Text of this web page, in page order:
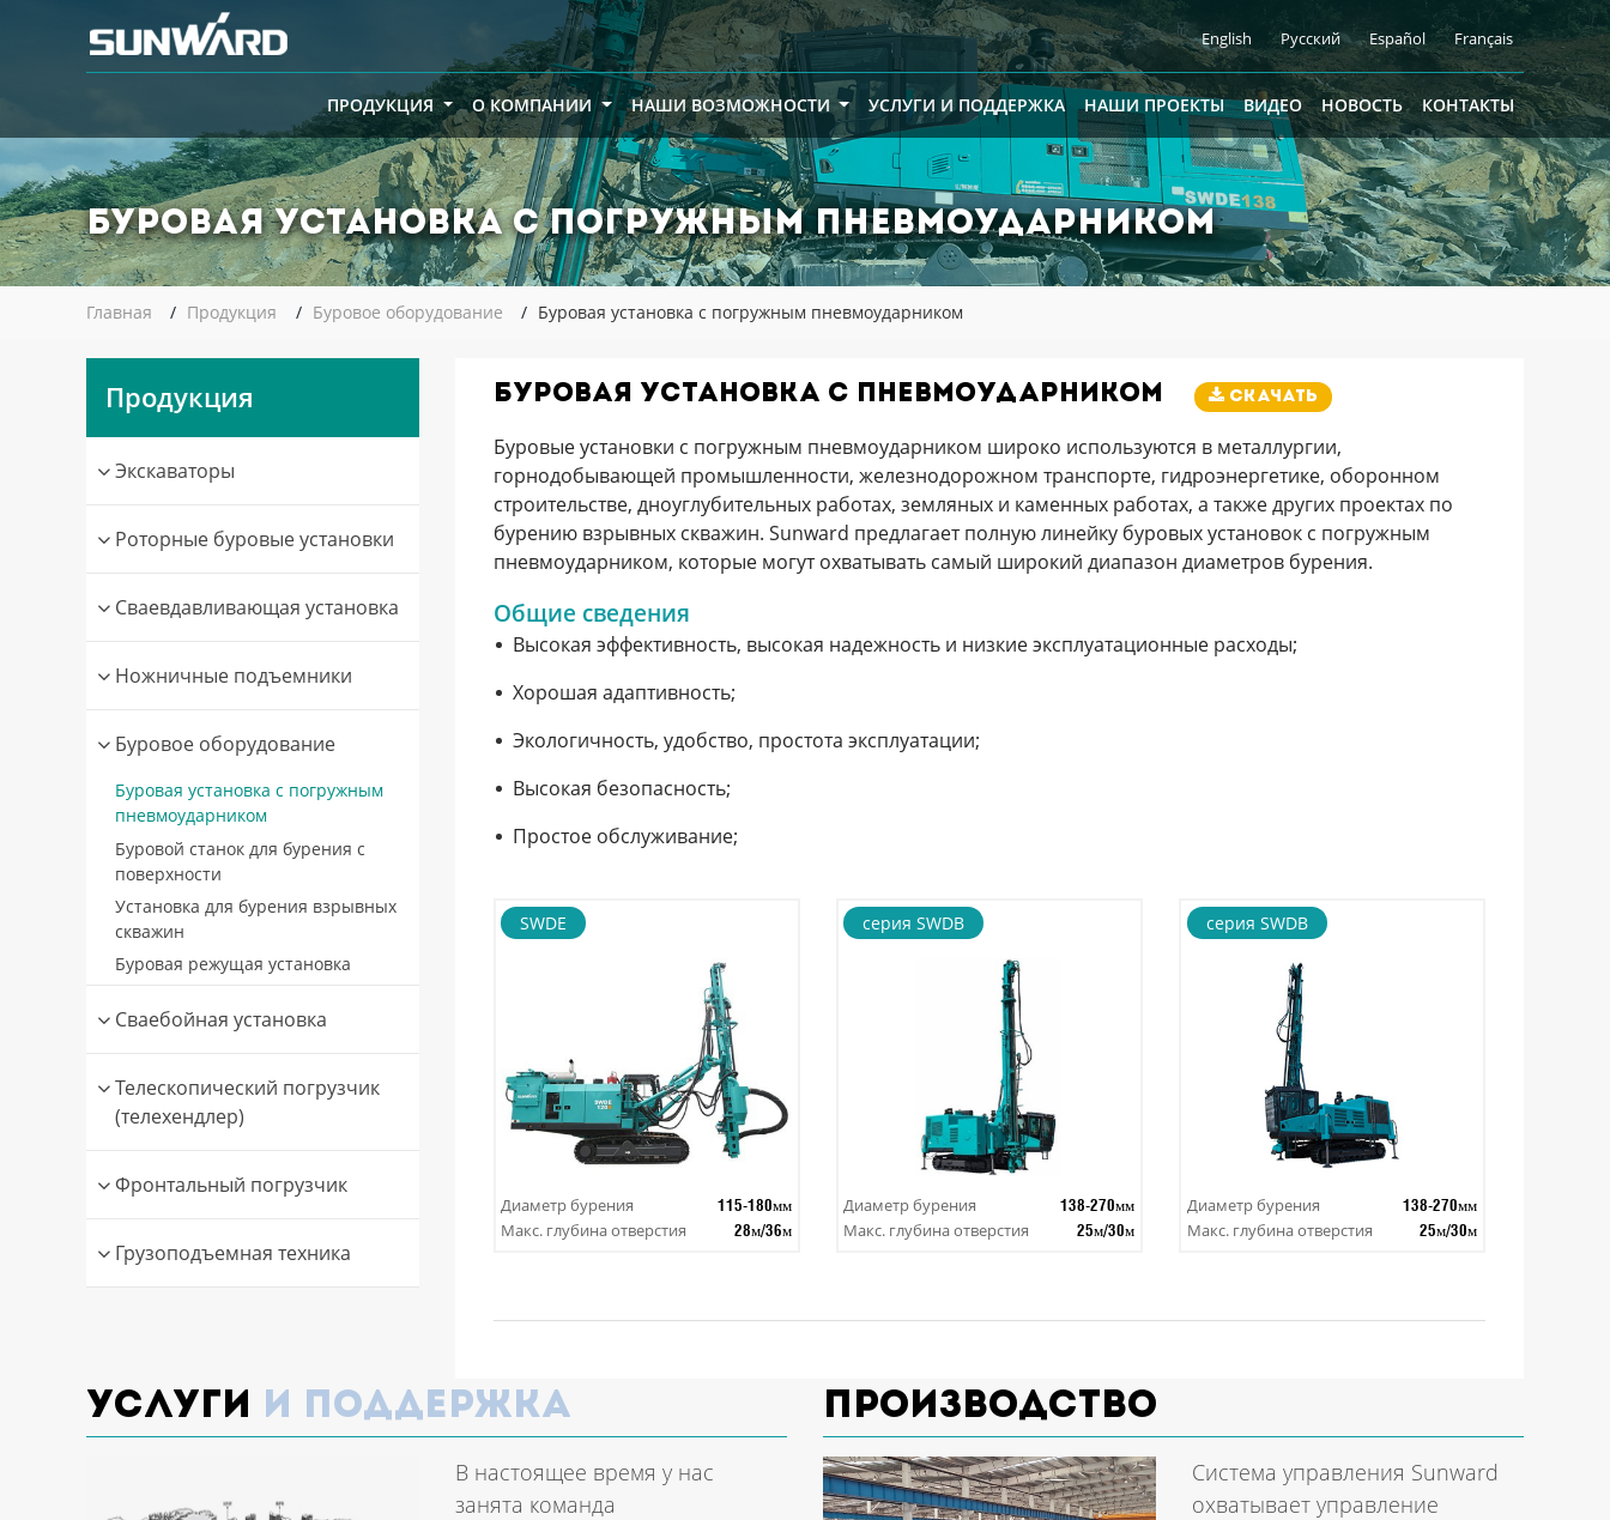
English Русский Español Français
ПРОДУКЦИЯ О КОМПАНИИ НАШИ ВОЗМОЖНОСТИ УСЛУГИ И ПОДДЕРЖКА НАШИ ПРОЕКТЫ ВИДЕО НОВОСТЬ КОНТАКТЫ
Буровая установка с погружным пневмоударником
Главная Продукция Буровое оборудование Буровая установка с погружным пневмоударником
Буровая установка с пневмоударником Скачать
Буровые установки с погружным пневмоударником широко используются в металлургии,
горнодобывающей промышленности, железнодорожном транспорте, гидроэнергетике, оборонном
строительстве, дноуглубительных работах, земляных и каменных работах, а также других проектах по
бурению взрывных скважин. Sunward предлагает полную линейку буровых установок с погружным
пневмоударником, которые могут охватывать самый широкий диапазон диаметров бурения.
Общие сведения
Высокая эффективность, высокая надежность и низкие эксплуатационные расходы;
Хорошая адаптивность;
Экологичность, удобство, простота эксплуатации;
Высокая безопасность;
Простое обслуживание;
SWDE
Диаметр бурения 115-180мм
Макс. глубина отверстия 28м/36м
серия SWDB
Диаметр бурения 138-270мм
Макс. глубина отверстия 25м/30м
серия SWDB
Диаметр бурения 138-270мм
Макс. глубина отверстия 25м/30м
Продукция
Экскаваторы
Роторные буровые установки
Сваевдавливающая установка
Ножничные подъемники
Буровое оборудование
Буровая установка с погружным
пневмоударником
Буровой станок для бурения с
поверхности
Установка для бурения взрывных
скважин
Буровая режущая установка
Сваебойная установка
Телескопический погрузчик
(телехендлер)
Фронтальный погрузчик
Грузоподъемная техника
Услуги и поддержка
В настоящее время у нас
занята команда
Производство
Система управления Sunward
охватывает управление